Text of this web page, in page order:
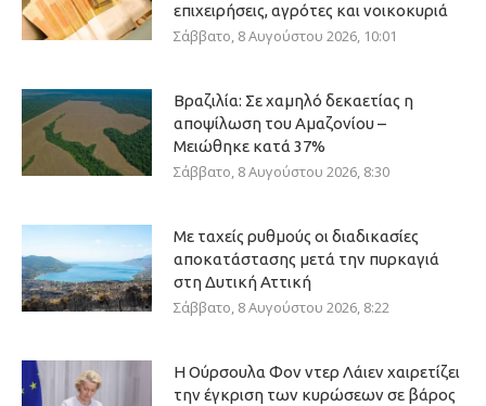
επιχειρήσεις, αγρότες και νοικοκυριά
Σάββατο, 8 Αυγούστου 2026, 10:01
Βραζιλία: Σε χαμηλό δεκαετίας η
αποψίλωση του Αμαζονίου –
Μειώθηκε κατά 37%
Σάββατο, 8 Αυγούστου 2026, 8:30
Με ταχείς ρυθμούς οι διαδικασίες
αποκατάστασης μετά την πυρκαγιά
στη Δυτική Αττική
Σάββατο, 8 Αυγούστου 2026, 8:22
Η Ούρσουλα Φον ντερ Λάιεν χαιρετίζει
την έγκριση των κυρώσεων σε βάρος